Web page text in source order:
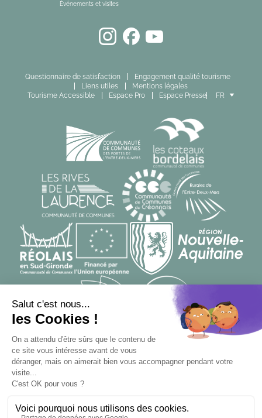
Événements et visites
Questionnaire de satisfaction
Engagement qualité tourisme
Liens utiles
Mentions légales
Tourisme Accessible
Espace Pro Espace Presse
FR